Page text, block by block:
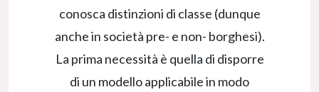
conosca distinzioni di classe (dunque
anche in società pre- e non- borghesi).
La prima necessità è quella di disporre
di un modello applicabile in modo